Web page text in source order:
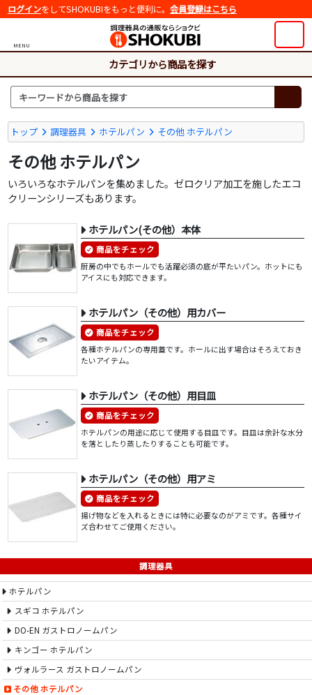
ログインをしてSHOKUBIをもっと便利に。 会員登録はこちら
MENU
カテゴリから商品を探す
トップ 調理器具 ホテルパン その他 ホテルパン
その他 ホテルパン
いろいろなホテルパンを集めました。ゼロクリア加工を施したエコ
クリーンシリーズもあります。
ホテルパン(その他）本体
商品をチェック
厨房の中でもホールでも活躍必須の底が平たいパン。ホットにも
アイスにも対応できます。
ホテルパン（その他）用カバー
商品をチェック
各種ホテルパンの専用蓋です。ホールに出す場合はそろえておき
たいアイテム。
ホテルパン（その他）用目皿
商品をチェック
ホテルパンの用途に応じて使用する目皿です。目皿は余計な水分
を落としたり蒸したりすることも可能です。
ホテルパン（その他）用アミ
商品をチェック
揚げ物などを入れるときには特に必要なのがアミです。各種サイ
ズ合わせてご使用ください。
調理器具
ホテルパン
スギコ ホテルパン
DO-EN ガストロノームパン
キンゴー ホテルパン
ヴォルラース ガストロノームパン
その他 ホテルパン